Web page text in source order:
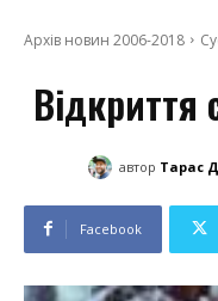
Архів новин 2006-2018
Відкриття
автор Тарас
Facebook